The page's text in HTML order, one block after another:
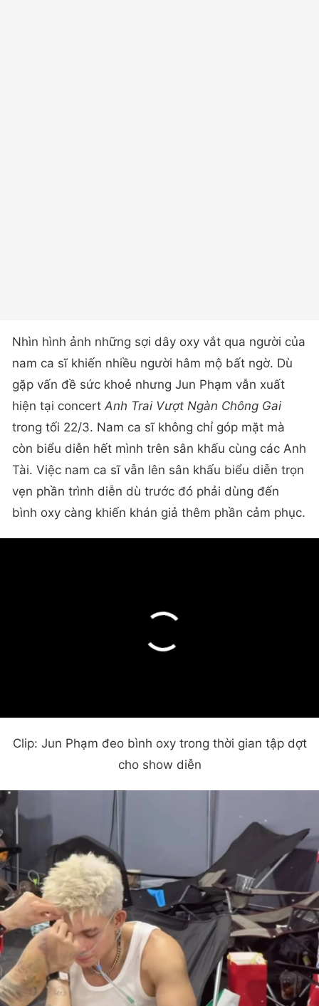
Nhìn hình ảnh những sợi dây oxy vắt qua người của
nam ca sĩ khiến nhiều người hâm mộ bất ngờ. Dù
gặp vấn đề sức khoẻ nhưng Jun Phạm vẫn xuất
hiện tại concert Anh Trai Vượt Ngàn Chông Gai
trong tối 22/3. Nam ca sĩ không chỉ góp mặt mà
còn biểu diễn hết mình trên sân khấu cùng các Anh
Tài. Việc nam ca sĩ vẫn lên sân khấu biểu diễn trọn
vẹn phần trình diễn dù trước đó phải dùng đến
bình oxy càng khiến khán giả thêm phần cảm phục.
Clip: Jun Phạm đeo bình oxy trong thời gian tập dợt
cho show diễn